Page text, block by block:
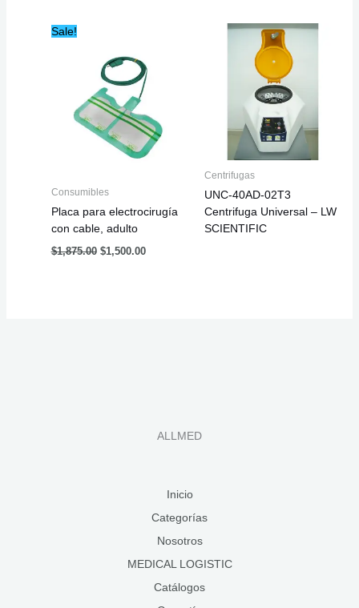
Sale!
Consumibles
Placa para electrocirugía
con cable, adulto
$1,875.00
was:
$1,875.00.
$1,500.00
$1,500.00.
Centrifugas
UNC-40AD-02T3
Centrifuga Universal – LW
SCIENTIFIC
ALLMED
Inicio
Categorías
Nosotros
MEDICAL LOGISTIC
Catálogos